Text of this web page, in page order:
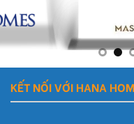
KẾT NỐI VỚI HANA